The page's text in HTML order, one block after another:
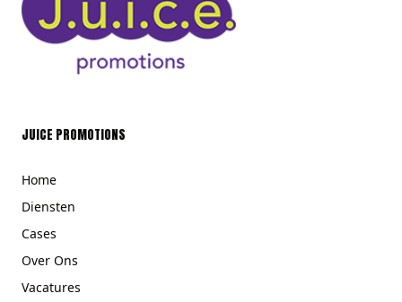
JUICE PROMOTIONS
Home
Diensten
Cases
Over Ons
Vacatures